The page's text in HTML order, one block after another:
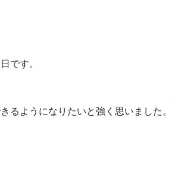
です。
るようになりたいと強く思いました。